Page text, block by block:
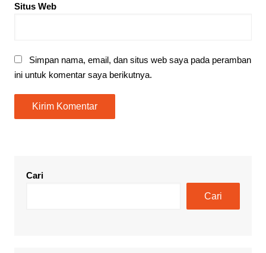
Situs Web
Simpan nama, email, dan situs web saya pada peramban
ini untuk komentar saya berikutnya.
Cari
Cari